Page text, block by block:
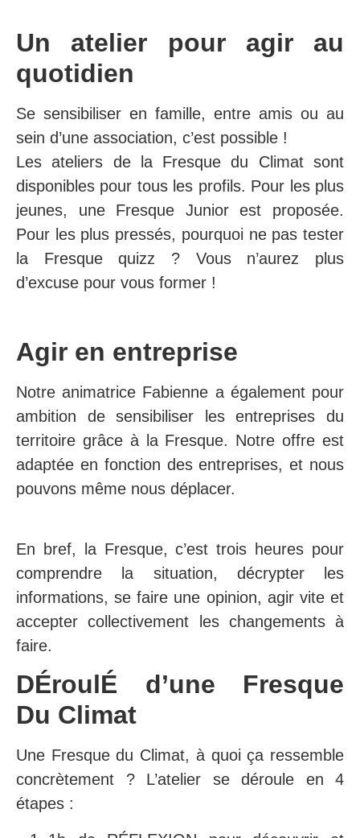
Un atelier pour agir au
quotidien
Se sensibiliser en famille, entre amis ou au
sein d’une association, c’est possible !
Les ateliers de la Fresque du Climat sont
disponibles pour tous les profils. Pour les plus
jeunes, une Fresque Junior est proposée.
Pour les plus pressés, pourquoi ne pas tester
la Fresque quizz ? Vous n’aurez plus
d’excuse pour vous former !
Agir en entreprise
Notre animatrice Fabienne a également pour
ambition de sensibiliser les entreprises du
territoire grâce à la Fresque. Notre offre est
adaptée en fonction des entreprises, et nous
pouvons même nous déplacer.
En bref, la Fresque, c’esttrois heures pour
comprendre la situation, décrypter les
informations, se faire une opinion, agir vite et
accepter collectivement les changements à
faire.
DÉroulÉ d’une Fresque
Du Climat
Une Fresque du Climat, à quoi ça ressemble
concrètement ? L’atelier se déroule en 4
étapes :